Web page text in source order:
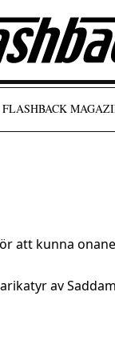
FLASHBACK
att kunna
av